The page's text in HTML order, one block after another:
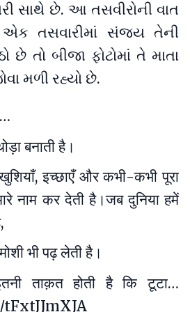
સાથે છે. આ તસવીરોની વાત
તસવારીમાં સંજય તેની
છે તો બીજા ફોટોમાં તે માતા
મળી રહ્યો છે.
बनाती है।
इच्छाएँ और कभी-कभी पूरा
नाम कर देती है।जब दुनिया हमें
भी पढ़ लेती है।
ताक़त होती है कि टूटा…